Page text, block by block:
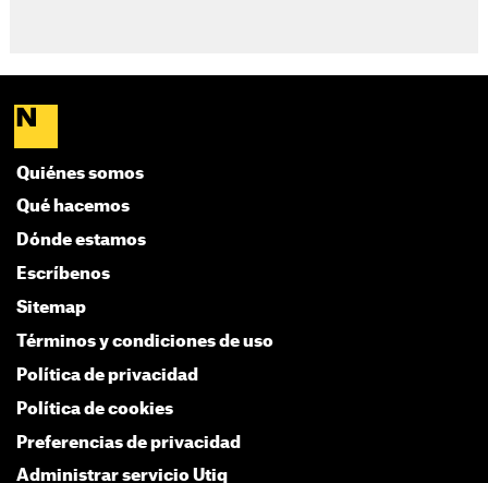
Quiénes somos
Qué hacemos
Dónde estamos
Escríbenos
Sitemap
Términos y condiciones de uso
Política de privacidad
Política de cookies
Preferencias de privacidad
Administrar servicio Utiq